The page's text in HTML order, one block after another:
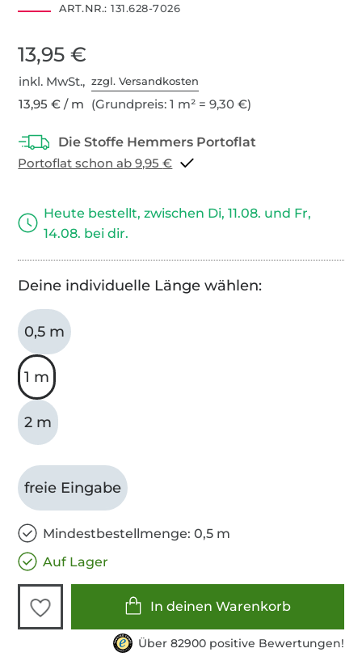
ART.NR.: 131.628-7026
13,95 €
inkl. MwSt.,zzgl. Versandkosten
13,95 € / m (Grundpreis: 1 m² = 9,30 €)
Portoflat schon ab 9,95 €
Heute bestellt, zwischen Di, 11.08. und Fr,
14.08. bei dir.
Deine individuelle Länge wählen:
0,5 m
1 m
2 m
freie Eingabe
Mindestbestellmenge: 0,5 m
Auf Lager
In deinen Warenkorb
Über 82900 positive Bewertungen!